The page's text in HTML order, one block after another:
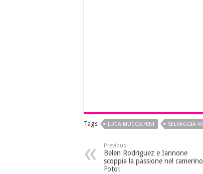
Tags LUCA MUCCICHINI SELVAGGIA
Previous
Belen Rodriguez e Iannone
scoppia la passione nel
Foto!